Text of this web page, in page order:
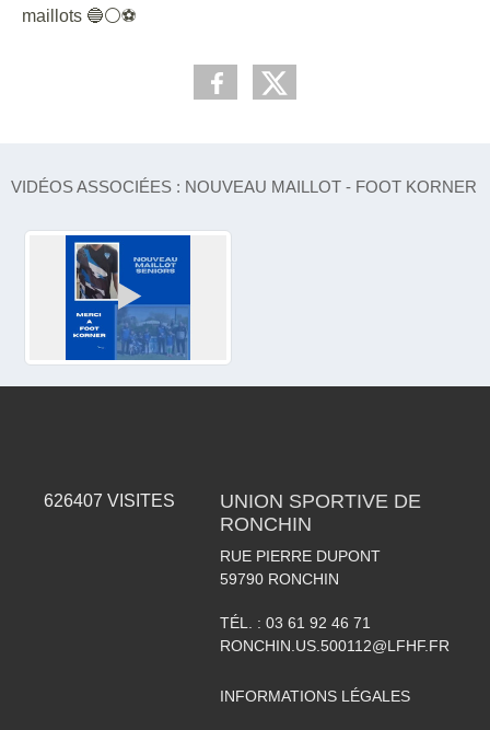
maillots 🔵⚪️⚽️
VIDÉOS ASSOCIÉES : NOUVEAU MAILLOT - FOOT KORNER
626407 VISITES
UNION SPORTIVE DE
RONCHIN
RUE PIERRE DUPONT
59790 RONCHIN
TÉL. : 03 61 92 46 71
RONCHIN.US.500112@LFHF.FR
INFORMATIONS LÉGALES